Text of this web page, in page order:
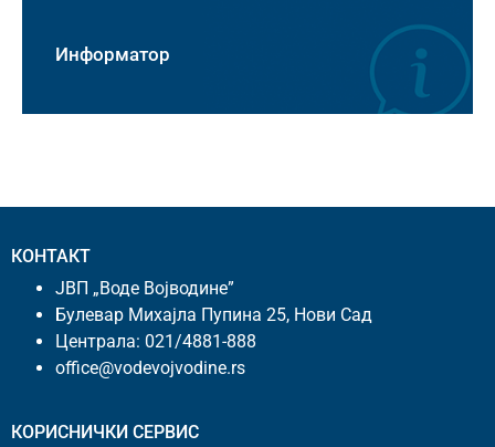
Информатор
КОНТАКТ
ЈВП „Воде Војводине”
Булевар Михајла Пупина 25, Нови Сад
Централа: 021/4881-888
office@vodevojvodine.rs
КОРИСНИЧКИ СЕРВИС